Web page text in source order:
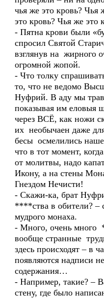
чья же это кровь? Чья
это кровь? Чья же это
- Пятна крови были
спросил Святой
взглянув на жирного
огромной жопой.
- Что толку
то, что не ведомо
Нуфрий. В аду мы
показывая им еловыя
через ВСЁ, как ножи
их необычаен даже
бесы осмелились
что в тот момент,
от молитвы, надо
Икону, а на стены
Гнездом Нечисти!
- Скажи-ка, брат
****ства в обители? –
мудрого монаха.
- Много, очень много
вообще странные
здесь происходят – в
появляются надписи
содержания…
- Например, такие? –
стену, где было